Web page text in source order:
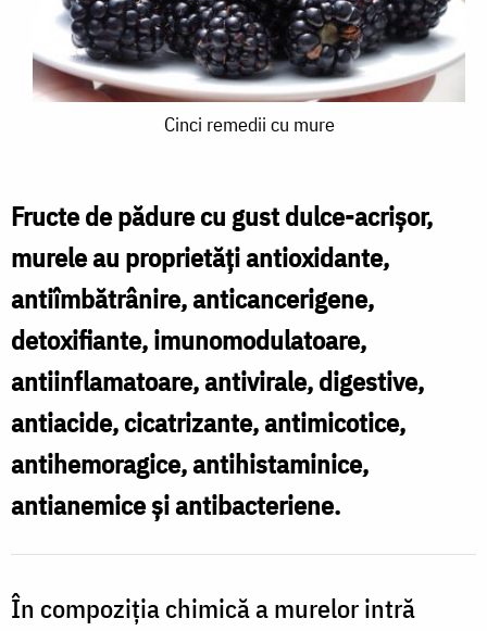
mure
Cinci remedii cu mure
Fructe de pădure cu gust dulce-acrișor,
murele au proprietăți antioxidante,
antiîmbătrânire, anticancerigene,
detoxifiante, imunomodulatoare,
antiinflamatoare, antivirale, digestive,
antiacide, cicatrizante, antimicotice,
antihemoragice, antihistaminice,
antianemice și antibacteriene.
În compoziția chimică a murelor intră